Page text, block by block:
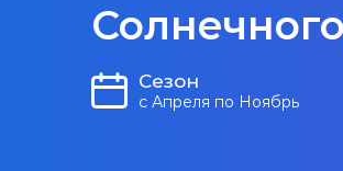
Сезон
с Апреля по Ноябрь